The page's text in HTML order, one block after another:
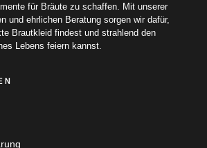
für Bräute zu schaffen. Mit unserer
und ehrlichen Beratung sorgen wir dafür,
Brautkleid findest und strahlend den
Lebens feiern kannst.